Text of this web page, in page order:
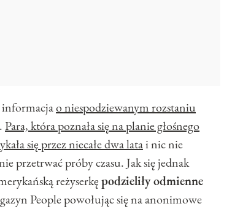
informacjao niespodziewanym rozstaniu
.Para, która poznała się na planie głośnego
się przez niecałe dwa latai nic nie
przetrwać próby czasu. Jak się jednak
reżyserkępodzieliły odmienne
People powołując się na anonimowe